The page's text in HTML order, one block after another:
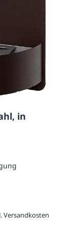
in
Versandkosten